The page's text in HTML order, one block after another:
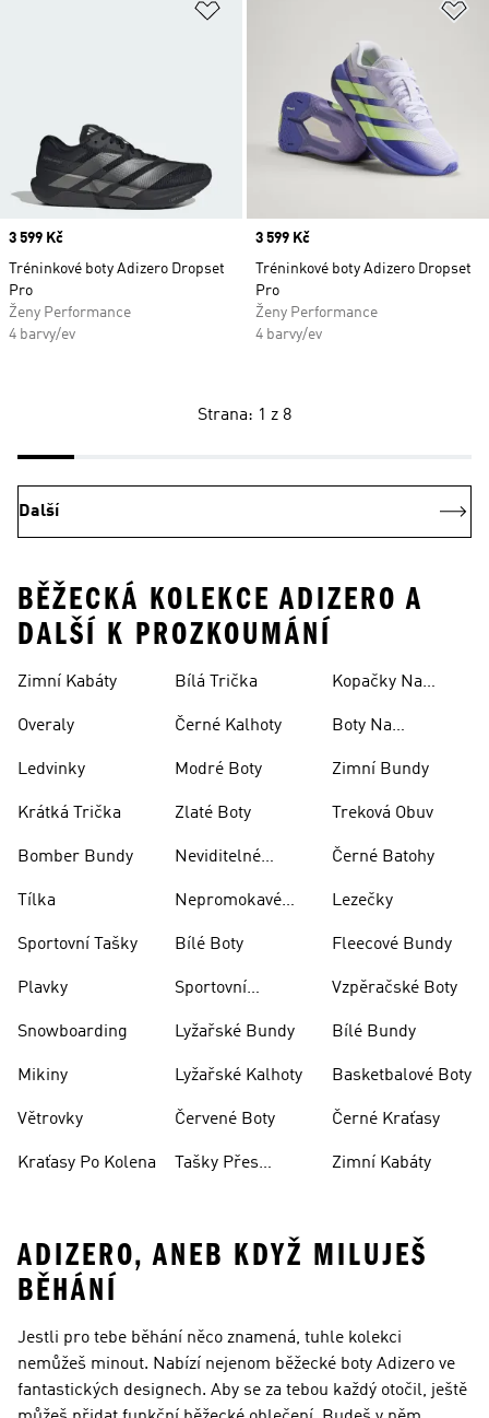
Price
3 599 Kč
Tréninkové boty Adizero Dropset
Pro
Ženy Performance
4 barvy/ev
Price
3 599 Kč
Tréninkové boty Adizero Dropset
Pro
Ženy Performance
4 barvy/ev
Strana: 1 z 8
Další
BĚŽECKÁ KOLEKCE ADIZERO A
DALŠÍ K PROZKOUMÁNÍ
Zimní Kabáty
Overaly
Ledvinky
Krátká Trička
Bomber Bundy
Tílka
Sportovní Tašky
Plavky
Snowboarding
Mikiny
Větrovky
Kraťasy Po Kolena
Bílá Trička
Černé Kalhoty
Modré Boty
Zlaté Boty
Neviditelné
Nepromokavé
Bílé Boty
Sportovní
Lyžařské Bundy
Lyžařské Kalhoty
Červené Boty
Tašky Přes
Kopačky Na
Boty Na
Zimní Bundy
Treková Obuv
Černé Batohy
Lezečky
Fleecové Bundy
Vzpěračské Boty
Bílé Bundy
Basketbalové Boty
Černé Kraťasy
Zimní Kabáty
ADIZERO, ANEB KDYŽ MILUJEŠ
BĚHÁNÍ
Jestli pro tebe běhání něco znamená, tuhle kolekci
nemůžeš minout. Nabízí nejenom běžecké boty Adizero ve
fantastických designech. Aby se za tebou každý otočil, ještě